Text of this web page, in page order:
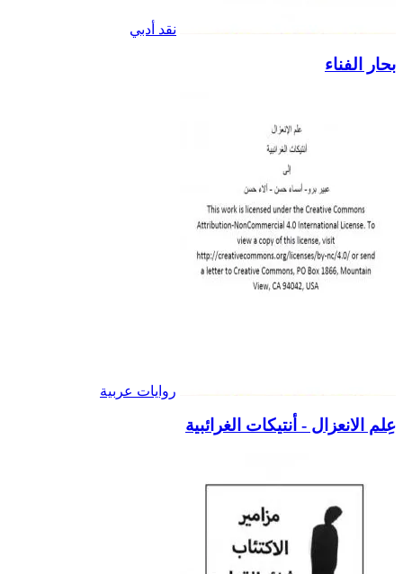
نقد أدبي
بحار الفناء
روايات عربية
عِلم الانعزال - أنتيكات الغرائبية